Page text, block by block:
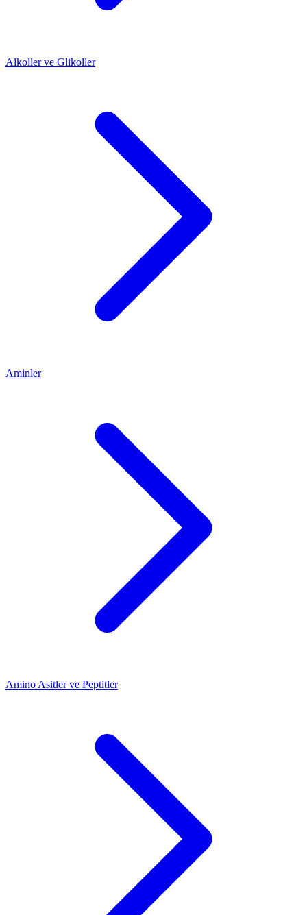
Alkoller ve Glikoller
Aminler
Amino Asitler ve Peptitler